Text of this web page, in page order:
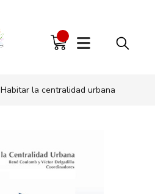
Habitar la centralidad urbana